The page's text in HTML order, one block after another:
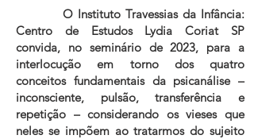
O Instituto Travessias da Infância:
Centro de Estudos Lydia Coriat SP
convida, no seminário de 2023, para a
interlocução em torno dos quatro
conceitos fundamentais da psicanálise –
inconsciente, pulsão, transferência e
repetição – considerando os vieses que
neles se impõem ao tratarmos do sujeito